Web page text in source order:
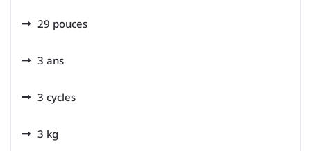
29 pouces
3 ans
3 cycles
3 kg